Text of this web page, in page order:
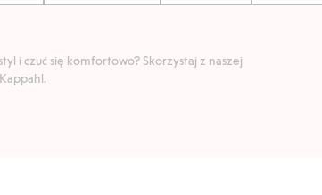
i czuć się komfortowo? Skorzystaj z naszej